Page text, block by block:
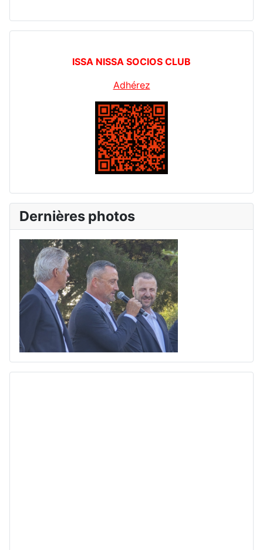
ISSA NISSA SOCIOS CLUB
Adhérez
Dernières photos